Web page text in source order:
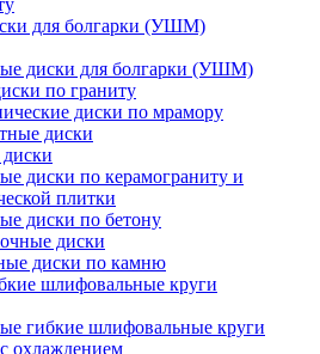
для болгарки (УШМ)
диски для болгарки (УШМ)
по граниту
диски по мрамору
диски
диски по керамограниту и
плитки
диски по бетону
диски
диски по камню
шлифовальные круги
гибкие шлифовальные круги